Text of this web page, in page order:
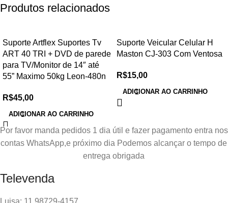
Produtos relacionados
Suporte Artflex Suportes Tv
ART 40 TRI + DVD de parede
para TV/Monitor de 14″ até
55” Maximo 50kg Leon-480n
R$45,00
ADICIONAR AO CARRINHO
Suporte Veicular Celular H
Maston CJ-303 Com Ventosa
R$15,00
ADICIONAR AO CARRINHO
Por favor manda pedidos 1 dia útil e fazer pagamento entra nos
contas WhatsApp,e próximo dia Podemos alcançar o tempo de
entrega obrigada
Televenda
Luisa: 11 98729-4157